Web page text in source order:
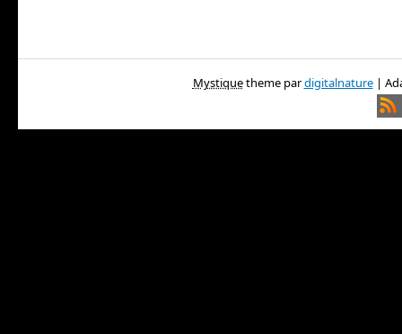
Mystiquetheme pardigitalnature|